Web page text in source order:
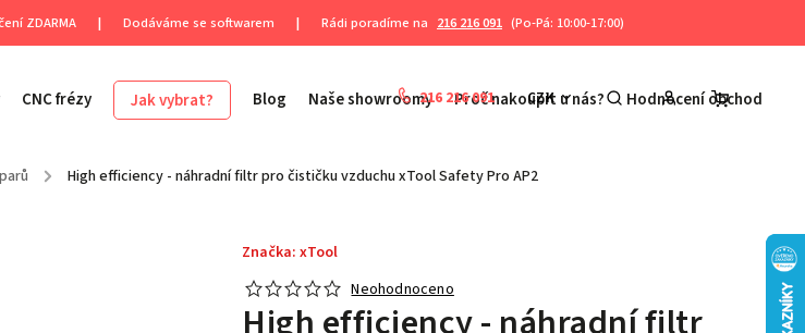
ZDARMA | Dodáváme se softwarem | Rádi poradíme na 216 216 091 (Po-Pá: 10:00-17:00)
216 216 091 CZK
CNC frézy Jak vybrat? Blog Naše showroomy Proč nakoupit u nás? Hodnocení obchodu
/ High efficiency - náhradní filtr pro čističku vzduchu xTool Safety Pro AP2
Neohodnoceno
Značka:xTool